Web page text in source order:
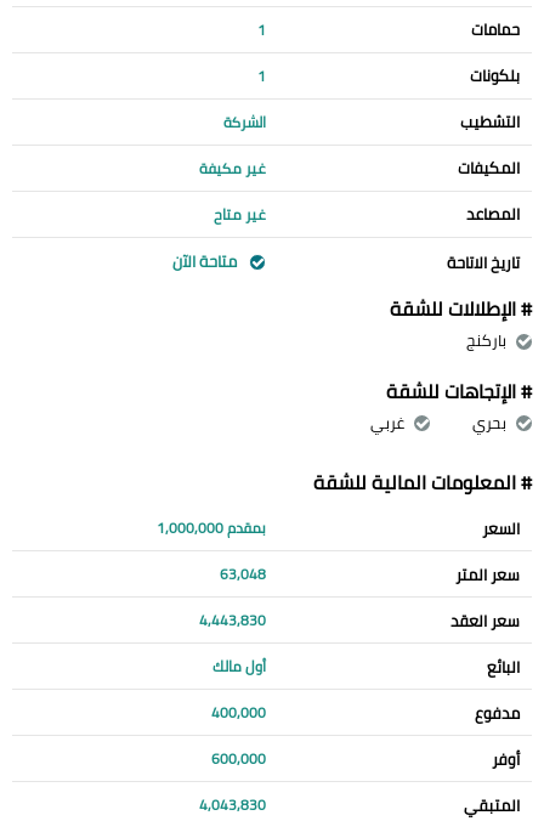
حمامات 1
بلكونات 1
التشطيب الشركة
المكيفات غير مكيفة
المصاعد غير متاح
تاريخ الاتاحة متاحة الآن
# الإطلالات للشقة
باركنج
# الإتجاهات للشقة
بحري غربي
# المعلومات المالية للشقة
السعر بمقدم 1,000,000
سعر المتر 63,048
سعر العقد 4,443,830
البائع أول مالك
مدفوع 400,000
أوفر 600,000
المتبقي 4,043,830